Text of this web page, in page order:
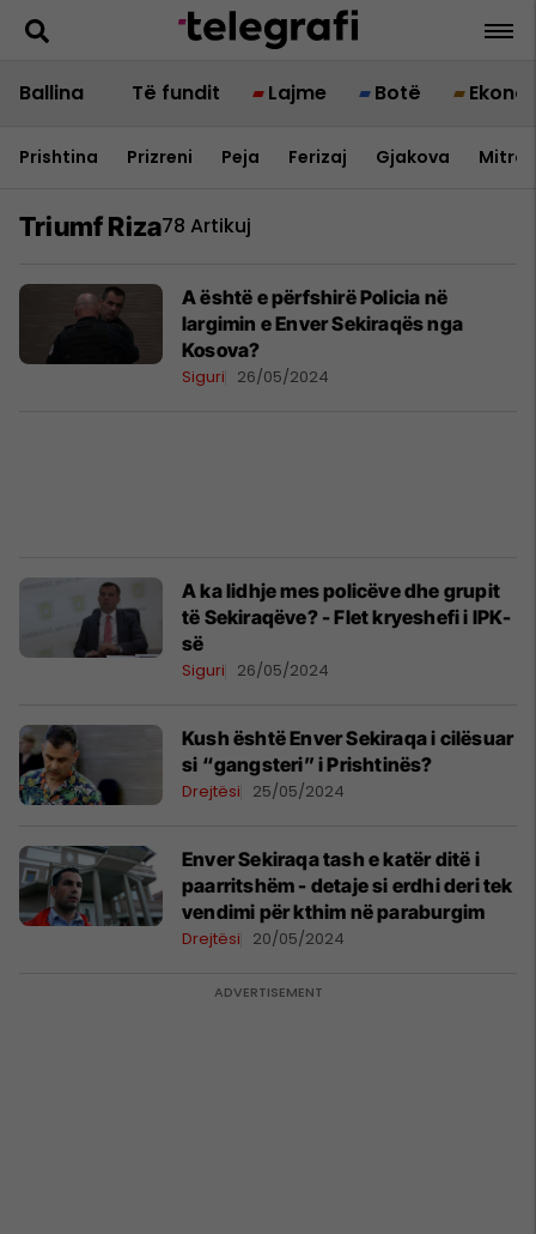
Ballina Të fundit Lajme Botë
Prishtina Prizreni Peja Ferizaj Gjakova
Triumf Riza78 Artikuj
A është e përfshirë Policia në
largimin e Enver Sekiraqës nga
Kosova?
Siguri 26/05/2024
A ka lidhje mes policëve dhe grupit
të Sekiraqëve? - Flet kryeshefi i IPK-
së
Siguri 26/05/2024
Kush është Enver Sekiraqa i cilësuar
si “gangsteri” i Prishtinës?
Drejtësi 25/05/2024
Enver Sekiraqa tash e katër ditë i
paarritshëm - detaje si erdhi deri tek
vendimi për kthim në paraburgim
Drejtësi 20/05/2024